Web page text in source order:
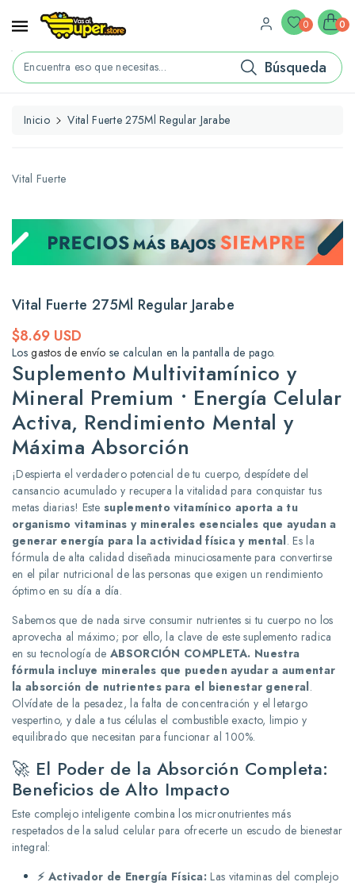
Encuentra eso que necesitas... Búsqueda
0 0
Inicio Vital Fuerte 275Ml Regular Jarabe
Vital Fuerte
Vital Fuerte 275Ml Regular Jarabe
Precio
habitual
$8.69 USD
Losgastos de envío se calculan en la pantalla de pago.
Suplemento Multivitamínico y
Mineral Premium • Energía Celular
Activa, Rendimiento Mental y
Máxima Absorción
¡Despierta el verdadero potencial de tu cuerpo, despídete del
cansancio acumulado y recupera la vitalidad para conquistar tus
metas diarias! Estesuplemento vitamínico aporta a tu
organismo vitaminas y minerales esenciales que ayudan a
generar energía para la actividad física y mental. Es la
fórmula de alta calidad diseñada minuciosamente para convertirse
en el pilar nutricional de las personas que exigen un rendimiento
óptimo en su día a día.
Sabemos que de nada sirve consumir nutrientes si tu cuerpo no los
aprovecha al máximo; por ello, la clave de este suplemento radica
en su tecnología deABSORCIÓN COMPLETA. Nuestra
fórmula incluye minerales que pueden ayudar a aumentar
la absorción de nutrientes para el bienestar general.
Olvídate de la pesadez, la falta de concentración y el letargo
vespertino, y dale a tus células el combustible exacto, limpio y
equilibrado que necesitan para funcionar al 100%.
🚀 El Poder de la Absorción Completa:
Beneficios de Alto Impacto
Este complejo inteligente combina los micronutrientes más
respetados de la salud celular para ofrecerte un escudo de bienestar
integral:
⚡ Activador de Energía Física: Las vitaminas del complejo